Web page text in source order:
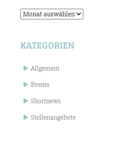
Archiv
KATEGORIEN
Allgemein
Events
Shortnews
Stellenangebote